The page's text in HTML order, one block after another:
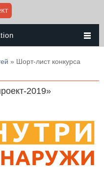
» Шорт-лист конкурса
2019»